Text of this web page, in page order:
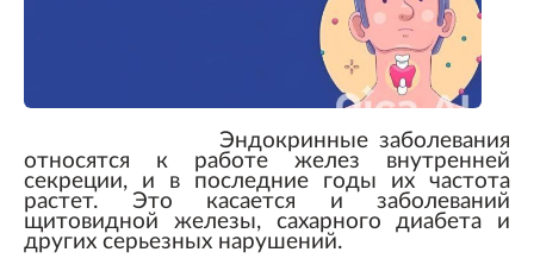
Эндокринные заболевания
относятся к работе желез внутренней
секреции, и в последние годы их частота
растет. Это касается и заболеваний
щитовидной железы, сахарного диабета и
других серьезных нарушений.